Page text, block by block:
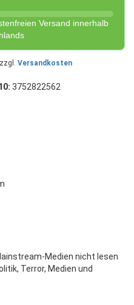
Versand innerhalb
Versandkosten
3752822562
Medien nicht lesen
Terror, Medien und